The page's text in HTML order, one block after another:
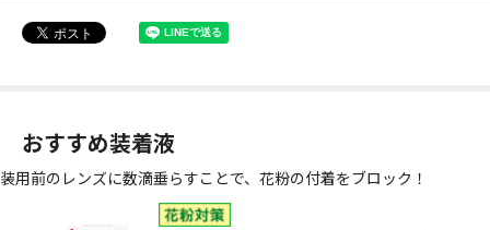
おすすめ装着液
装用前のレンズに数滴垂らすことで、花粉の付着をブロック！